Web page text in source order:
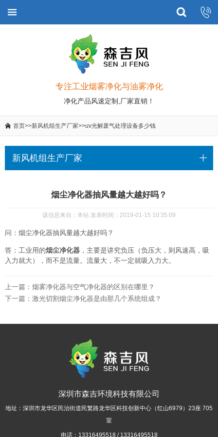
专注工业烟雾净化与油雾净化
净化产品风速定制,厂家直销！
首页>>新风机组生产厂家>>uv光解废气处理设备多少钱
新风机组生产厂家
烟尘净化器抽风量越大越好吗？
该信息来自：本站 发表时间：2019-01-15 10:35:09
问：烟尘净化器抽风量越大越好吗？
答：工业用的烟尘净化器 ，主要是讲究负压（负压大，则风速高，吸
入力就大），而不是流量。流量大，不一定就吸入力大。
上一篇： 烟雾净化器与空气净化器的区别在哪里？
下一篇： 激光切割烟尘净化器是由那几个系统组成？
深圳市森吉环境科技有限公司
地址：深圳市龙华区民治街道民繁路龙华区科技创新中心（红山6979）23座 705
室
电话：13316495518 / 13316495518